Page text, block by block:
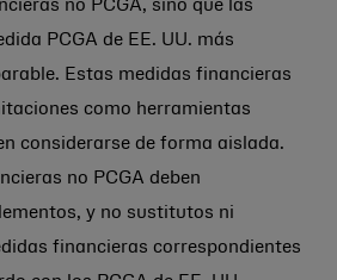
no PCGA, sino que las
PCGA de EE. UU. más
Estas medidas financieras
como herramientas
considerarse de forma aislada.
no PCGA deben
y no sustitutos ni
financieras correspondientes